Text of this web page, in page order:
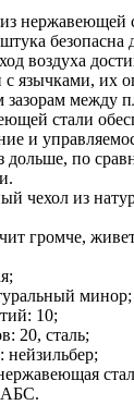
нержавеющей
безопасна
воздуха
с язычками, их
между
стали
и
дольше, по
чехол из
громче,
минор;
10;
20, сталь;
АБС.